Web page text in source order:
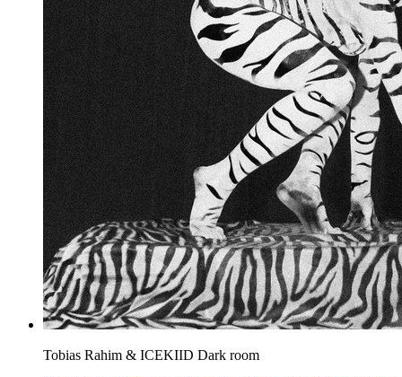
Tobias Rahim & ICEKIID Dark room